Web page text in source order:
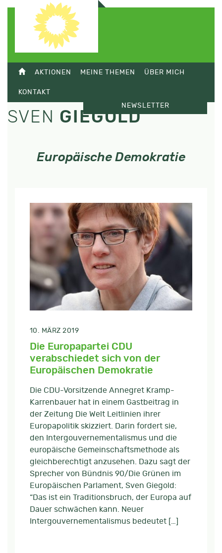
AKTIONEN MEINE THEMEN ÜBER MICH
KONTAKT
NEWSLETTER
SVEN GIEGOLD
Europäische Demokratie
10. MÄRZ 2019
Die Europapartei CDU
verabschiedet sich von der
Europäischen Demokratie
Die CDU-Vorsitzende Annegret Kramp-
Karrenbauer hat in einem Gastbeitrag in
der Zeitung Die Welt Leitlinien ihrer
Europapolitik skizziert. Darin fordert sie,
den Intergouvernementalismus und die
europäische Gemeinschaftsmethode als
gleichberechtigt anzusehen. Dazu sagt der
Sprecher von Bündnis 90/Die Grünen im
Europäischen Parlament, Sven Giegold:
“Das ist ein Traditionsbruch, der Europa auf
Dauer schwächen kann. Neuer
Intergouvernementalismus bedeutet […]